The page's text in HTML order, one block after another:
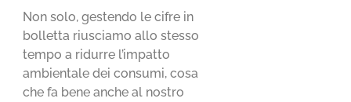
Non solo, gestendo le cifre in
bolletta riusciamo allo stesso
tempo a ridurre l’impatto
ambientale dei consumi, cosa
che fa bene anche al nostro